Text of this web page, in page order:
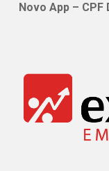
Novo App – CPF